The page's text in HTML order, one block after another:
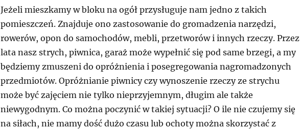
Jeżeli mieszkamy w bloku na ogół przysługuje nam jedno z takich
pomieszczeń. Znajduje ono zastosowanie do gromadzenia narzędzi,
rowerów, opon do samochodów, mebli, przetworów i innych rzeczy. Przez
lata nasz strych, piwnica, garaż może wypełnić się pod same brzegi, a my
będziemy zmuszeni do opróżnienia i posegregowania nagromadzonych
przedmiotów. Opróżnianie piwnicy czy wynoszenie rzeczy ze strychu
może być zajęciem nie tylko nieprzyjemnym, długim ale także
niewygodnym. Co można poczynić w takiej sytuacji? O ile nie czujemy się
na siłach, nie mamy dość dużo czasu lub ochoty można skorzystać z